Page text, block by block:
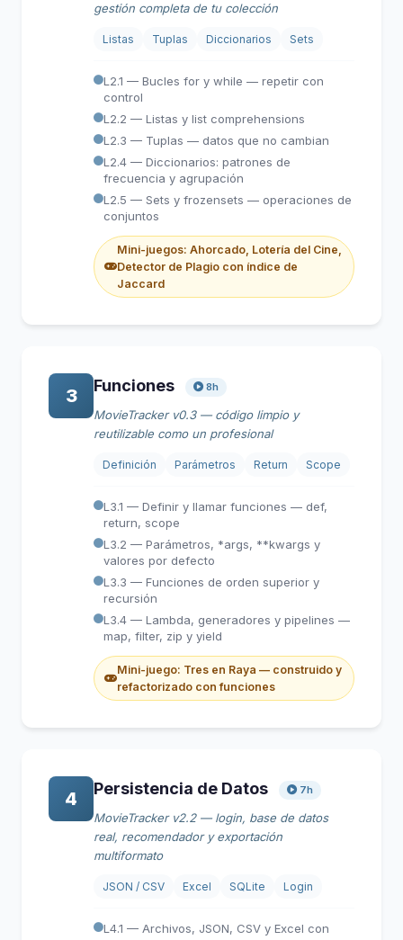
gestión completa de tu colección
Listas Tuplas Diccionarios Sets
L2.1 — Bucles for y while — repetir con
control
L2.2 — Listas y list comprehensions
L2.3 — Tuplas — datos que no cambian
L2.4 — Diccionarios: patrones de
frecuencia y agrupación
L2.5 — Sets y frozensets — operaciones de
conjuntos
Mini-juegos: Ahorcado, Lotería del Cine,
Detector de Plagio con índice de
Jaccard
3 Funciones 8h
MovieTracker v0.3 — código limpio y
reutilizable como un profesional
Definición Parámetros Return Scope
L3.1 — Definir y llamar funciones — def,
return, scope
L3.2 — Parámetros, *args, **kwargs y
valores por defecto
L3.3 — Funciones de orden superior y
recursión
L3.4 — Lambda, generadores y pipelines —
map, filter, zip y yield
Mini-juego: Tres en Raya — construido y
refactorizado con funciones
4 Persistencia de Datos 7h
MovieTracker v2.2 — login, base de datos
real, recomendador y exportación
multiformato
JSON / CSV Excel SQLite Login
L4.1 — Archivos, JSON, CSV y Excel con